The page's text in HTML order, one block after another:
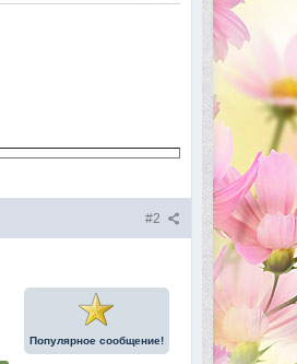
#2
Популярное сообщение!